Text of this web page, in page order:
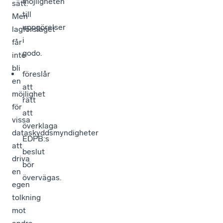
sätt.
Men
lagförslaget
får
inte
bli
en
möjlighet
för
vissa
dataskyddsmyndigheter
att
driva
en
egen
tolkning
mot
till
uppgörelser
i
godo.
föreslår
att
rätt
att
överklaga
EDPB:s
beslut
bör
övervägas.